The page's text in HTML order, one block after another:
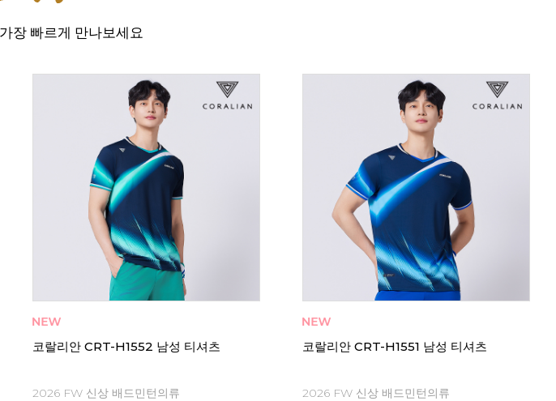
장 빠르게 만나보세요
코랄리안 CRT-H1552 남성 티셔츠
2026 FW 신상 배드민턴의류
코랄리안 CRT-H1551 남성 티셔츠
2026 FW 신상 배드민턴의류